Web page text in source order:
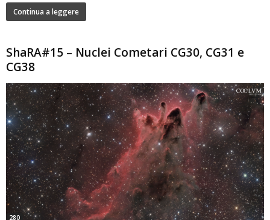
Continua a leggere
ShaRA#15 – Nuclei Cometari CG30, CG31 e
CG38
280